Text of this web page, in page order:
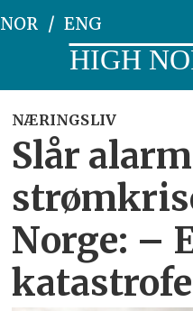
NOR ENG
HIGH
NÆRINGSLIV
Slår
Norge: –
katastrofe